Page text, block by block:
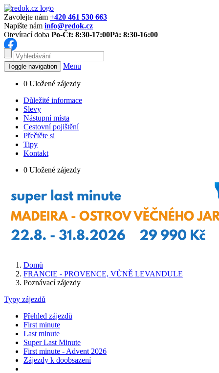
Zavolejte nám +420 461 530 663
Napište nám info@redok.cz
Otevírací doba Po-Čt: 8:30-17:00Pá: 8:30-16:00
Toggle navigation Menu
0 Uložené zájezdy
Důležité informace
Slevy
Nástupní místa
Cestovní pojištění
Přečtěte si
Tipy
Kontakt
0 Uložené zájezdy
Domů
FRANCIE - PROVENCE, VŮNĚ LEVANDULE
Poznávací zájezdy
Typy zájezdů
Přehled zájezdů
First minute
Last minute
Super Last Minute
First minute - Advent 2026
Zájezdy k doobsazení